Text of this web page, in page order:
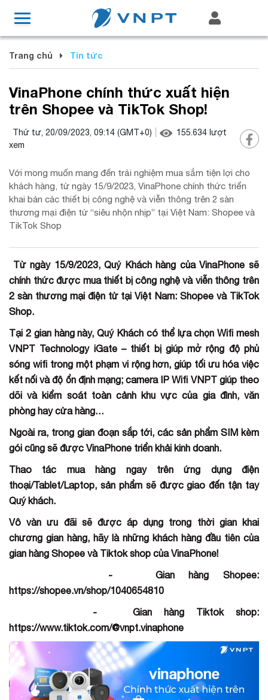
Trang chủ Tin tức
VinaPhone chính thức xuất hiện
trên Shopee và TikTok Shop!
Thứ tư, 20/09/2023, 09:14 (GMT+0) 155.634 lượt
xem
Với mong muốn mang đến trải nghiệm mua sắm tiện lợi cho
khách hàng, từ ngày 15/9/2023, VinaPhone chính thức triển
khai bán các thiết bị công nghệ và viễn thông trên 2 sàn
thương mại điện tử “siêu nhộn nhịp” tại Việt Nam: Shopee và
TikTok Shop
Từ ngày 15/9/2023, Quý Khách hàng của VinaPhone sẽ
chính thức được mua thiết bị công nghệ và viễn thông trên
2 sàn thương mại điện tử tại Việt Nam: Shopee và TikTok
Shop.
Tại 2 gian hàng này, Quý Khách có thể lựa chọn Wifi mesh
VNPT Technology iGate – thiết bị giúp mở rộng độ phủ
sóng wifi trong một phạm vi rộng hơn, giúp tối ưu hóa việc
kết nối và độ ổn định mạng; camera IP Wifi VNPT giúp theo
dõi và kiểm soát toàn cảnh khu vực của gia đình, văn
phòng hay cửa hàng…
Ngoài ra, trong gian đoạn sắp tới, các sản phẩm SIM kèm
gói cũng sẽ được VinaPhone triển khải kinh doanh.
Thao tác mua hàng ngay trên ứng dụng điện
thoại/Tablet/Laptop, sản phẩm sẽ được giao đến tận tay
Quý khách.
Vô vàn ưu đãi sẽ được áp dụng trong thời gian khai
chương gian hàng, hãy là những khách hàng đầu tiên của
gian hàng Shopee và Tiktok shop của VinaPhone!
- Gian hàng Shopee:
https://shopee.vn/shop/1040654810
- Gian hàng Tiktok shop:
https://www.tiktok.com/@vnpt.vinaphone